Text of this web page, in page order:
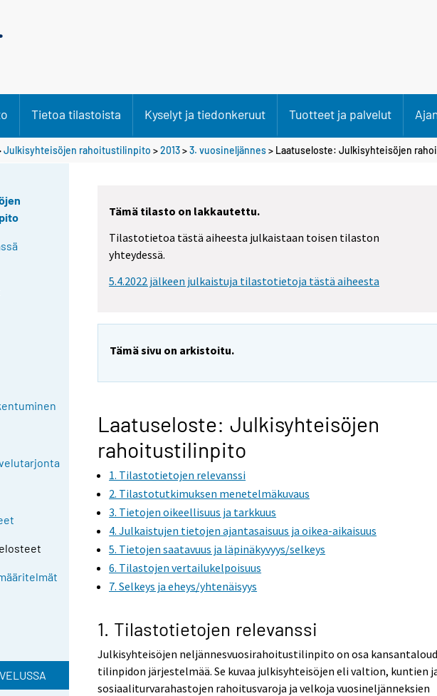
Tietoa tilastoista Kyselyt ja tiedonkeruut Tuotteet ja palvelut
Julkisyhteisöjen rahoitustilinpito >2013>3. vuosineljännes> Laatuseloste: Julkisyhteisöjen
Tämä tilasto on lakkautettu.
Tilastotietoa tästä aiheesta julkaistaan toisen tilaston
yhteydessä.
5.4.2022 jälkeen julkaistuja tilastotietoja tästä aiheesta
Tämä sivu on arkistoitu.
Laatuseloste: Julkisyhteisöjen
rahoitustilinpito
1. Tilastotietojen relevanssi
2. Tilastotutkimuksen menetelmäkuvaus
3. Tietojen oikeellisuus ja tarkkuus
4. Julkaistujen tietojen ajantasaisuus ja oikea-aikaisuus
5. Tietojen saatavuus ja läpinäkyvyys/selkeys
6. Tilastojen vertailukelpoisuus
7. Selkeys ja eheys/yhtenäisyys
1. Tilastotietojen relevanssi
Julkisyhteisöjen neljännesvuosirahoitustilinpito on osa
tilinpidon järjestelmää. Se kuvaa julkisyhteisöjen eli valtion, kuntien
sosiaaliturvarahastojen rahoitusvaroja ja velkoja vuosineljänneksien